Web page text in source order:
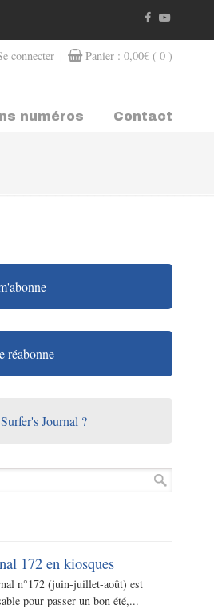
connecter | Panier : 0,00€ ( 0 )
numéros Contact
réabonne
Journal ?
172 en kiosques
n°172 (juin-juillet-août) est
pour passer un bon été,...